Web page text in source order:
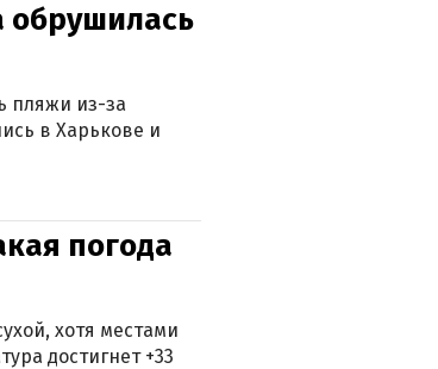
обрушилась
пляжи из-за
в Харькове и
погода
хотя местами
достигнет +33